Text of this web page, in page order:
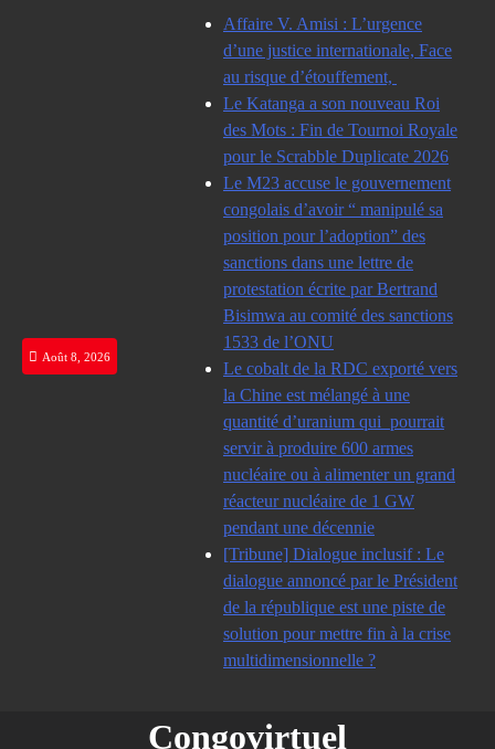
Août 8, 2026
Affaire V. Amisi : L’urgence
d’une justice internationale, Face
au risque d’étouffement,
Le Katanga a son nouveau Roi
des Mots : Fin de Tournoi Royale
pour le Scrabble Duplicate 2026
Le M23 accuse le gouvernement
congolais d’avoir “ manipulé sa
position pour l’adoption” des
sanctions dans une lettre de
protestation écrite par Bertrand
Bisimwa au comité des sanctions
1533 de l’ONU
Le cobalt de la RDC exporté vers
la Chine est mélangé à une
quantité d’uranium qui pourrait
servir à produire 600 armes
nucléaire ou à alimenter un grand
réacteur nucléaire de 1 GW
pendant une décennie
[Tribune] Dialogue inclusif : Le
dialogue annoncé par le Président
de la république est une piste de
solution pour mettre fin à la crise
multidimensionnelle ?
Congovirtuel